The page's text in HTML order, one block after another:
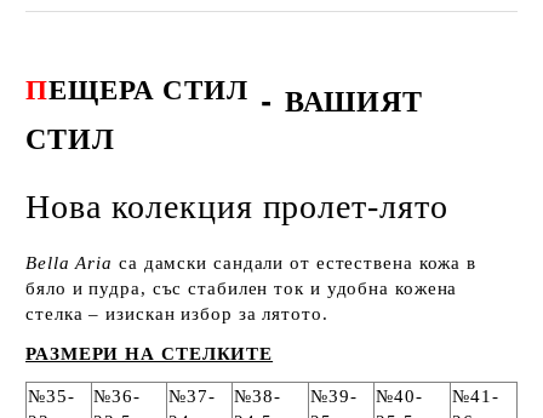
ПЕЩЕРА СТИЛ - ВАШИЯТ
СТИЛ
Нова колекция пролет-лято
Bella Aria са дамски сандали от естествена кожа в
бяло и пудра, със стабилен ток и удобна кожена
стелка – изискан избор за лятото.
РАЗМЕРИ НА СТЕЛКИТЕ
№35-
№36-
№37-
№38-
№39-
№40-
№41-